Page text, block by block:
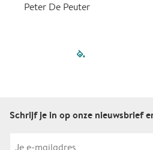
Peter De Peuter
filled-
Schrijf je in op onze nieuwsbrief